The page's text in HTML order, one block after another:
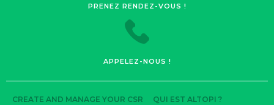
PRENEZ RENDEZ-VOUS !
APPELEZ-NOUS !
CREATE AND MANAGE YOUR CSR
QUI EST ALTOPI ?